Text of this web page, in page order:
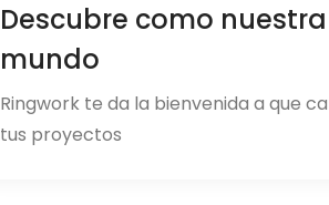
Descubre como
mundo
Ringwork te da la bienvenida a que
tus proyectos